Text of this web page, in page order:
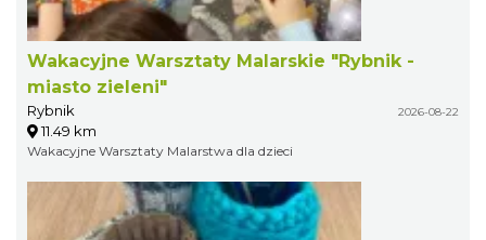
Wakacyjne Warsztaty Malarskie "Rybnik -
miasto zieleni"
Rybnik 2026-08-22
11.49 km
Wakacyjne Warsztaty Malarstwa dla dzieci